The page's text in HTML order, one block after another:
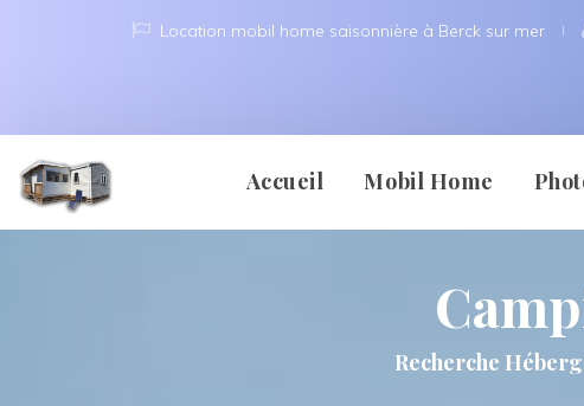
Location mobil home saisonnière à Berck sur mer
Accueil
Mobil Home
Berck Sur
Recherche